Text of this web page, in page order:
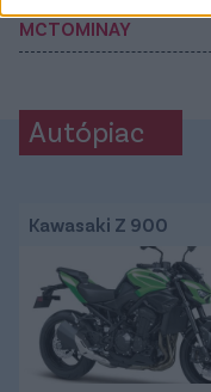
MCTOMINAY
Autópiac
Kawasaki Z 900